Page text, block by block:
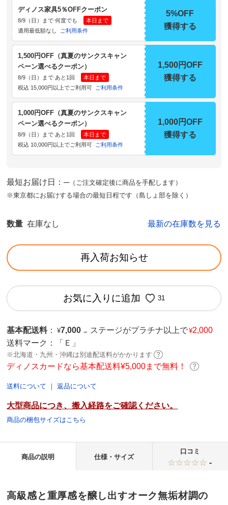
ディノス家具5％OFFクーポン
8/9（日）まで 何度でも
本日まで
適用最低額なし
ご利用条件
5%OFF
獲得する
1,500円OFF（真夏のサンクスキャン
ペーン選べるクーポン）
8/9（日）まで あと1回
本日まで
税込 15,000円以上でご利用可 ご利用条件
1,500円OFF
獲得する
1,000円OFF（真夏のサンクスキャン
ペーン選べるクーポン）
8/9（日）まで あと1回
本日まで
税込 10,000円以上でご利用可 ご利用条件
1,000円OFF
獲得する
最短お届け日：─（ご注文確定後に商品を手配します）
※東京都にお届けする場合の最短日程です（島しょ部を除く）
数量 在庫なし 最新の在庫数を見る
再入荷お知らせ
お気に入りに追加 31
基本配送料 ： ¥7,000 → ステージがプラチナ以上で¥2,000
送料マーク：
「Ｅ」
※北海道・九州・沖縄は別途配送料がかかります
ディノスカードなら基本配送料¥5,000まで無料！
送料について ｜返品について
大型商品につき、搬入経路をご確認ください。
商品の梱包サイズはこちら
商品の説明 仕様・サイズ
口コミ
-
高級感と重厚感を醸し出すオーク無垢材調の